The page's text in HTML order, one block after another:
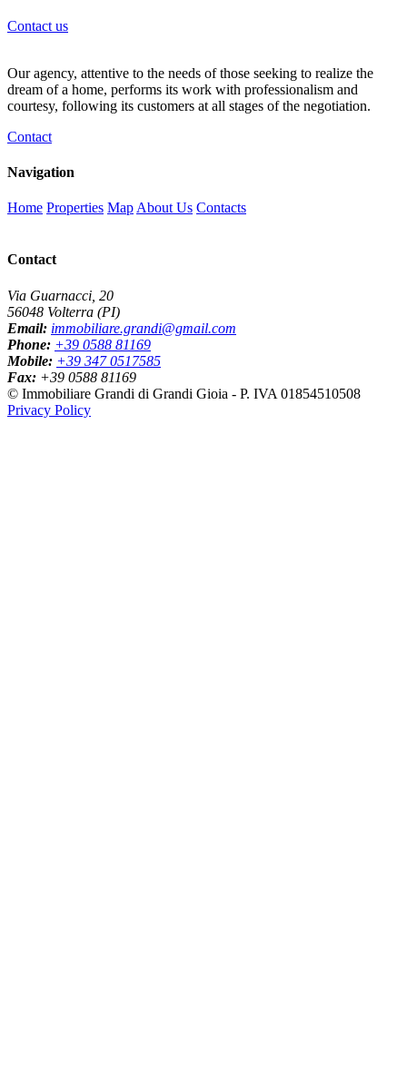
Contact us
Our agency, attentive to the needs of those seeking to realize the
dream of a home, performs its work with professionalism and
courtesy, following its customers at all stages of the negotiation.
Contact
Navigation
Home Properties Map About Us Contacts
Contact
Via Guarnacci, 20
56048 Volterra (PI)
Email: immobiliare.grandi@gmail.com
Phone: +39 0588 81169
Mobile: +39 347 0517585
Fax: +39 0588 81169
© Immobiliare Grandi di Grandi Gioia - P. IVA 01854510508
Privacy Policy